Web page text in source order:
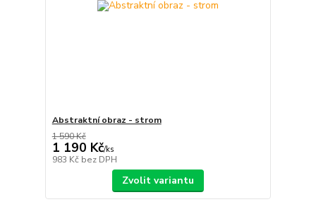
Abstraktní obraz - strom
1 590 Kč
1 190 Kč/ks
983 Kč bez DPH
Zvolit variantu